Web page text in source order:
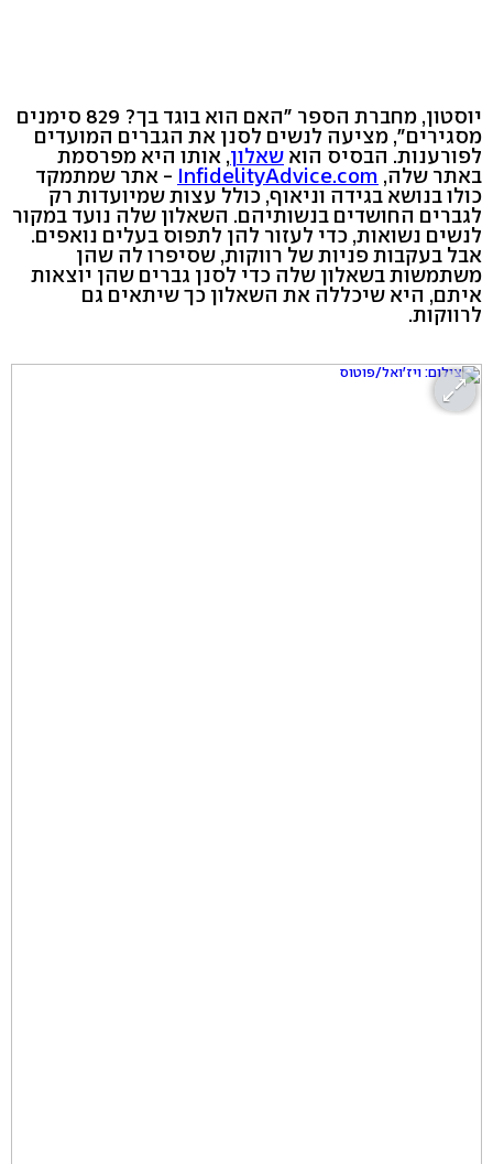
יוסטון, מחברת הספר "האם הוא בוגד בך? 829 סימנים
מסגירים", מציעה לנשים לסנן את הגברים המועדים
לפורענות. הבסיס הוא שאלון, אותו היא מפרסמת
באתר שלה, InfidelityAdvice.com - אתר שמתמקד
כולו בנושא בגידה וניאוף, כולל עצות שמיועדות רק
לגברים החושדים בנשותיהם. השאלון שלה נועד במקור
לנשים נשואות, כדי לעזור להן לתפוס בעלים נואפים.
אבל בעקבות פניות של רווקות, שסיפרו לה שהן
משתמשות בשאלון שלה כדי לסנן גברים שהן יוצאות
איתם, היא שיכללה את השאלון כך שיתאים גם
לרווקות.